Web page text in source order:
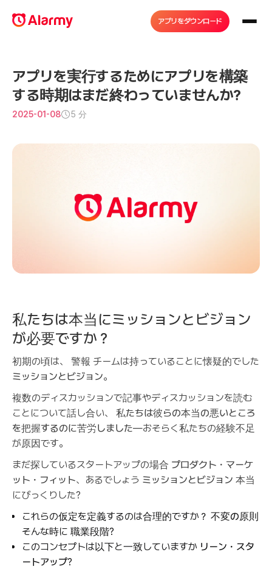
アプリをダウンロード
アプリを実行するためにアプリを構築
する時期はまだ終わっていませんか?
2025-01-08 5 分
私たちは本当にミッションとビジョン
が必要ですか？
初期の頃は、 警報 チームは持っていることに懐疑的でした
ミッションとビジョン。
複数のディスカッションで記事やディスカッションを読む
ことについて話し合い、 私たちは彼らの本当の悪いところ
を把握するのに苦労しました—おそらく私たちの経験不足
が原因です。
まだ探しているスタートアップの場合 プロダクト・マーケ
ット・フィット、あるでしょう ミッションとビジョン 本当
にびっくりした?
これらの仮定を定義するのは合理的ですか？ 不変の原則
そんな時に 職業段階?
このコンセプトは以下と一致していますか リーン・スタ
ートアップ?